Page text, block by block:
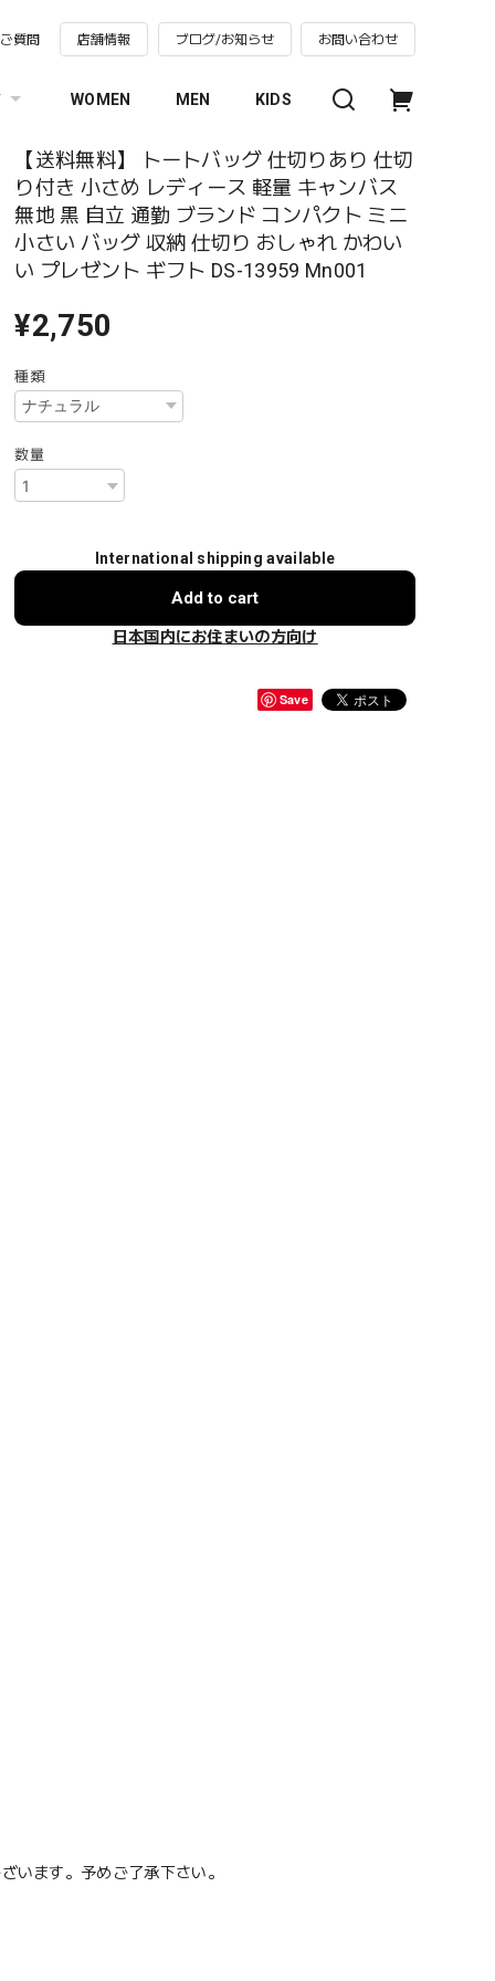
質問 店舗情報 ブログ/お知らせ お問い合わせ
WOMEN MEN KIDS
【送料無料】 トートバッグ 仕切りあり 仕切
り付き 小さめ レディース 軽量 キャンバス
無地 黒 自立 通勤 ブランド コンパクト ミニ
小さい バッグ 収納 仕切り おしゃれ かわい
い プレゼント ギフト DS-13959 Mn001
¥2,750
種類
数量
International shipping available
Add to cart
日本国内にお住まいの方向け
Save
います。予めご了承下さい。